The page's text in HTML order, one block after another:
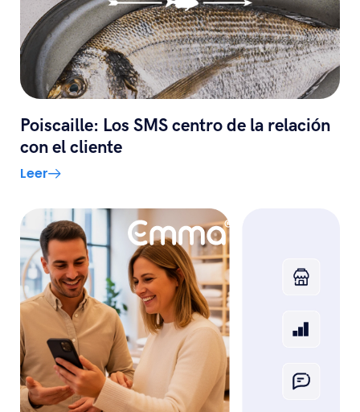
Poiscaille: Los SMS centro de la relación
con el cliente
Leer